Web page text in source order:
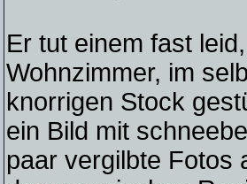
Er tut einem fast
Wohnzimmer, im
knorrigen Stock
ein Bild mit
paar vergilbte Fotos